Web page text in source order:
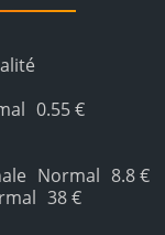
0.55 €
Normal 8.8 €
38 €